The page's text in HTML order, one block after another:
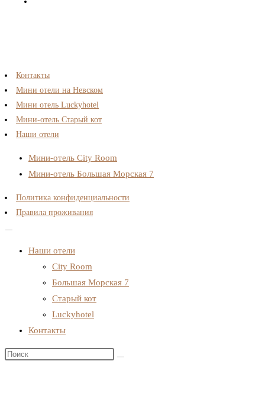
Контакты
Мини отели на Невском
Мини отель Luckyhotel
Мини-отель Старый кот
Наши отели
Мини-отель City Room
Мини-отель Большая Морская 7
Политика конфиденциальности
Правила проживания
Наши отели
City Room
Большая Морская 7
Старый кот
Luckyhotel
Контакты